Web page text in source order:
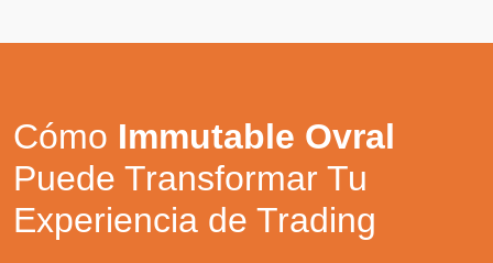
Cómo Immutable Ovral
Puede Transformar Tu
Experiencia de Trading